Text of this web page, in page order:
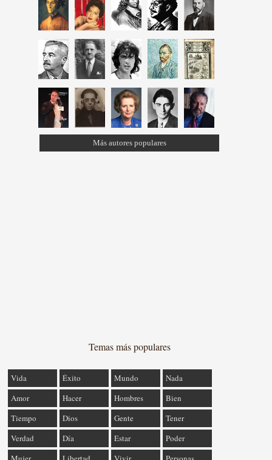
Más autores populares
Temas más populares
Vida Éxito Mundo
Nada
Amor
Hacer Hombres
Bien
Tiempo
Dios Gente
Tener
Verdad
Día Estar
Poder